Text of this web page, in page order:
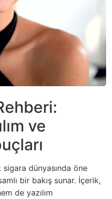
ve
dünyasında öne
bir bakış sunar. İçerik,
de yazılım